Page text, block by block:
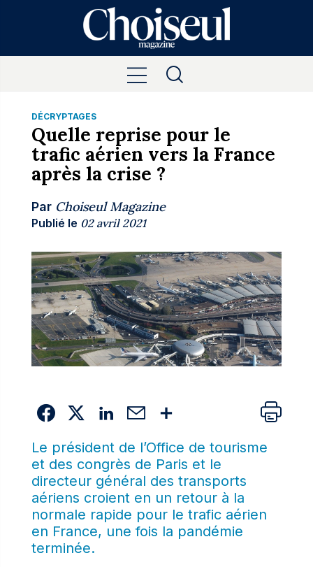
DÉCRYPTAGES
Quelle reprise pour le
trafic aérien vers la France
après la crise ?
Par Choiseul Magazine
Publié le 02 avril 2021
Le président de l’Office de tourisme
et des congrès de Paris et le
directeur général des transports
aériens croient en un retour à la
normale rapide pour le trafic aérien
en France, une fois la pandémie
terminée.